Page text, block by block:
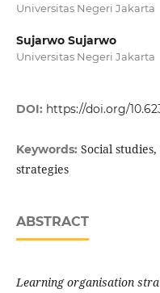
Universitas Negeri Jakarta
Sujarwo Sujarwo
Universitas Negeri Jakarta
DOI: https://doi.org/
Keywords: Social
strategies
ABSTRACT
Learning organisation